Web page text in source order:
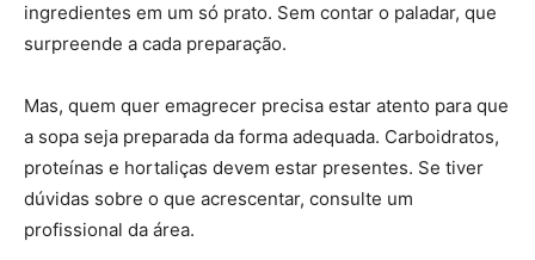
ingredientes em um só prato. Sem contar o paladar, que
surpreende a cada preparação.
Mas, quem quer emagrecer precisa estar atento para que
a sopa seja preparada da forma adequada. Carboidratos,
proteínas e hortaliças devem estar presentes. Se tiver
dúvidas sobre o que acrescentar, consulte um
profissional da área.